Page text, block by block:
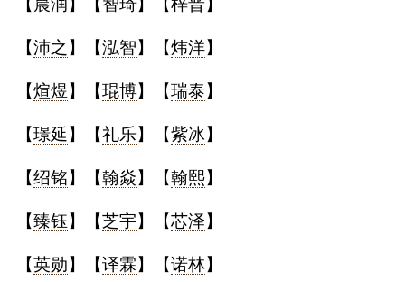
【 晨润 】【智琦】【梓晋】
【沛之 】【泓智】【炜洋】
【煊煜】【琨博】【瑞泰】
【璟延 】【礼乐】【紫冰】
【绍铭】【翰焱】【翰熙】
【臻钰】【芝宇】【芯泽】
【英勋】【译霖】【诺林】